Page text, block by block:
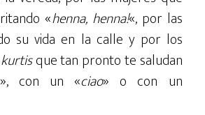
«henna, henna!«, por las
su vida en la calle y por los
kurtisque tan pronto te saludan
con un «ciao» o con un